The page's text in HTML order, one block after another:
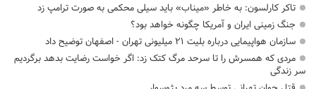
تاکر کارلسون: به خاطر «میناب» باید سیلی محکمی به صورت ترامپ زد
جنگ زمینی ایران و آمریکا چگونه خواهد بود؟
سازمان هواپیمایی درباره بلیت ۲۱ میلیونی تهران - اصفهان توضیح داد
مردی که همسرش را تا سرحد مرگ کتک زد: اگر خواست رضایت بدهد برگردیم
سر زندگی